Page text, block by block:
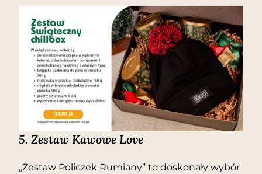
5.Zestaw Kawowe Love
„Zestaw Policzek Rumiany” to doskonały wybór